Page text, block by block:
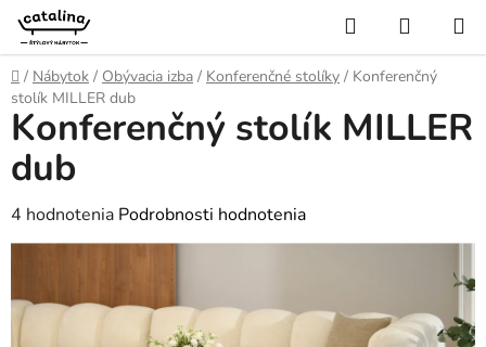
Prejsť
obsah
Hľadať
KOŠÍK
Domov
/ Nábytok / Obývacia izba / Konferenčné stolíky / Konferenčný
stolík MILLER dub
Konferenčný stolík MILLER
dub
Priemerné
hodnotenie
je
4,5
4 hodnotenia Podrobnosti hodnotenia